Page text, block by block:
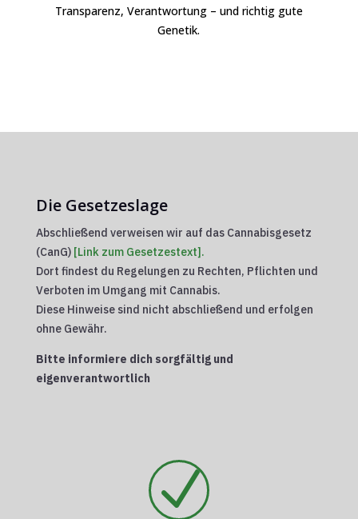
Transparenz, Verantwortung – und richtig gute
Genetik.
Die Gesetzeslage
Abschließend verweisen wir auf das Cannabisgesetz
(CanG) [Link zum Gesetzestext].
Dort findest du Regelungen zu Rechten, Pflichten und
Verboten im Umgang mit Cannabis.
Diese Hinweise sind nicht abschließend und erfolgen
ohne Gewähr.
Bitte informiere dich sorgfältig und
eigenverantwortlich
N